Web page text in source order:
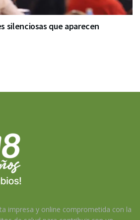
silenciosas que aparecen
impresa y online comprometida con la